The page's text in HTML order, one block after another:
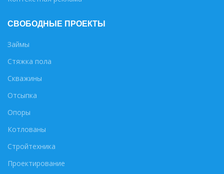
СВОБОДНЫЕ ПРОЕКТЫ
Займы
Стяжка пола
Скважины
Отсыпка
Опоры
Котлованы
Стройтехника
Проектирование